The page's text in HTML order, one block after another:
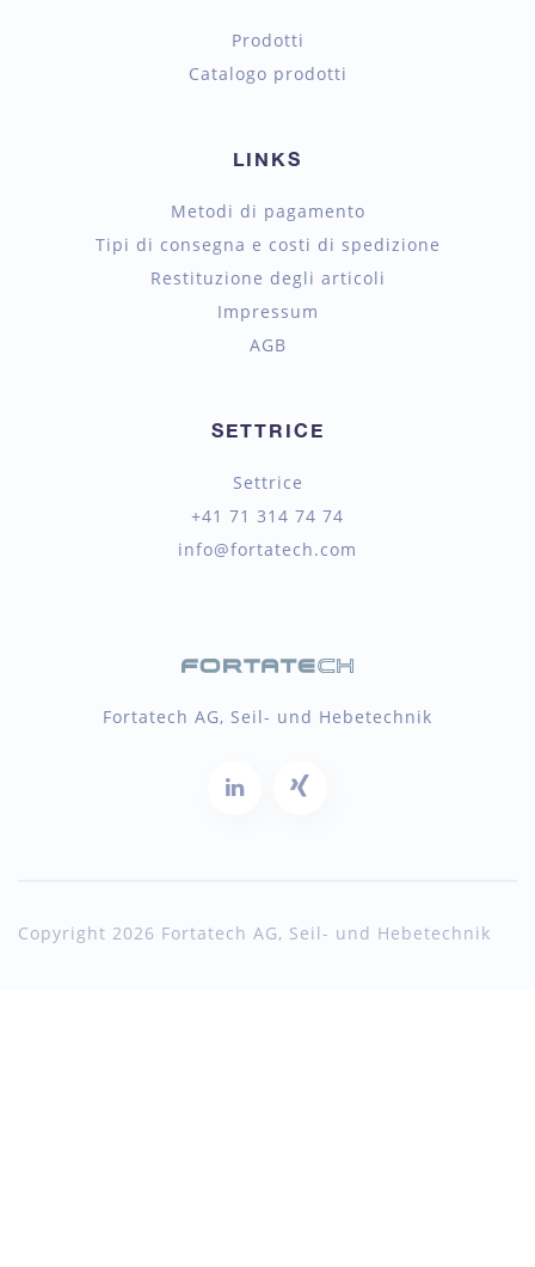
Prodotti
Catalogo prodotti
LINKS
Metodi di pagamento
Tipi di consegna e costi di spedizione
Restituzione degli articoli
Impressum
AGB
SETTRICE
Settrice
+41 71 314 74 74
info@fortatech.com
Fortatech AG, Seil- und Hebetechnik
Copyright 2026 Fortatech AG, Seil- und Hebetechnik